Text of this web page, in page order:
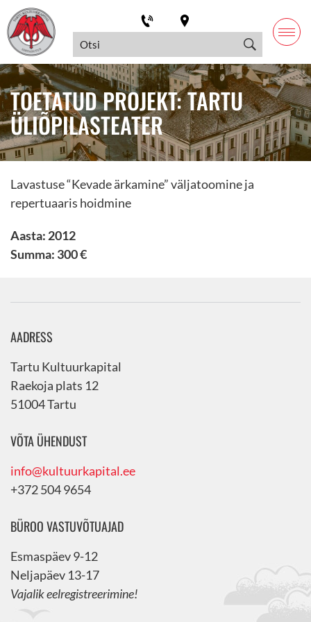
TOETATUD PROJEKT: TARTU
ÜLIÕPILASTEATER
Lavastuse “Kevade ärkamine” väljatoomine ja
repertuaaris hoidmine
Aasta: 2012
Summa: 300 €
AADRESS
Tartu Kultuurkapital
Raekoja plats 12
51004 Tartu
VÕTA ÜHENDUST
info@kultuurkapital.ee
+372 504 9654
BÜROO VASTUVÕTUAJAD
Esmaspäev 9-12
Neljapäev 13-17
Vajalik eelregistreerimine!